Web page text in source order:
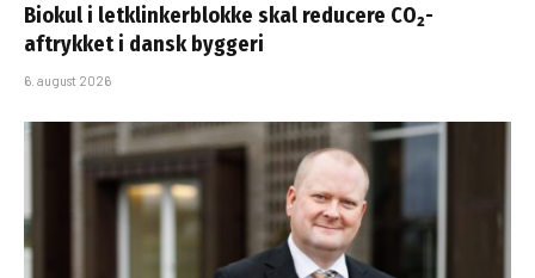
Biokul i letklinkerblokke skal reducere CO₂-
aftrykket i dansk byggeri
6. august 2026